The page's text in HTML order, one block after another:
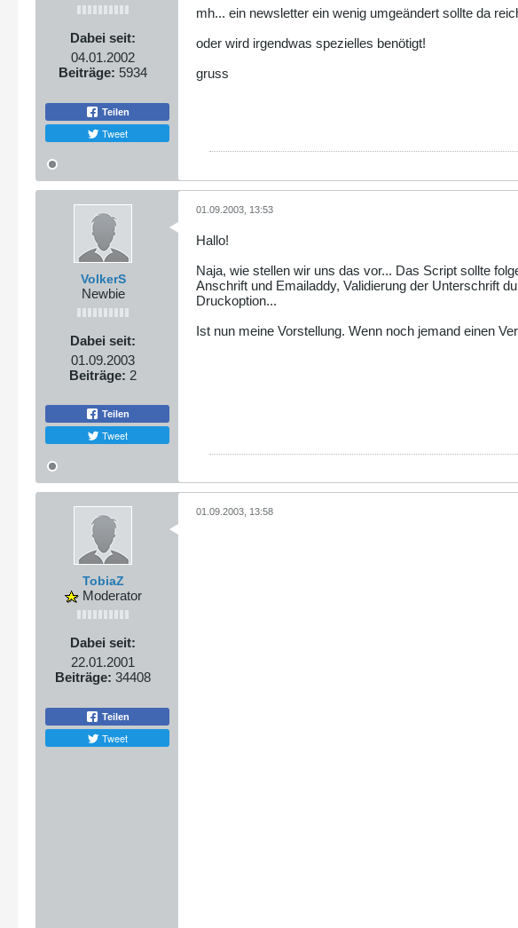
Dabei seit:
04.01.2002
Beiträge: 5934
Teilen
Tweet
mh... ein newsletter ein wenig umgeändert sollte da
oder wird irgendwas spezielles benötigt!
gruss
VolkerS
Newbie
Dabei seit:
01.09.2003
Beiträge: 2
Teilen
Tweet
01.09.2003, 13:53
Hallo!
Naja, wie stellen wir uns das vor... Das Script sollte
Anschrift und Emailaddy, Validierung der Unterschrift
Druckoption...
Ist nun meine Vorstellung. Wenn noch jemand einen
TobiaZ
Moderator
Dabei seit:
22.01.2001
Beiträge: 34408
Teilen
Tweet
01.09.2003, 13:58